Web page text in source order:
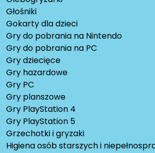
Głośniki
Gokarty dla dzieci
Gry do pobrania na Nintendo
Gry do pobrania na PC
Gry dziecięce
Gry hazardowe
Gry PC
Gry planszowe
Gry PlayStation 4
Gry PlayStation 5
Grzechotki i gryzaki
Higiena osób starszych i